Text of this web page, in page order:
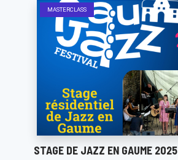
MASTERCLASS
STAGE DE JAZZ EN GAUME 2025